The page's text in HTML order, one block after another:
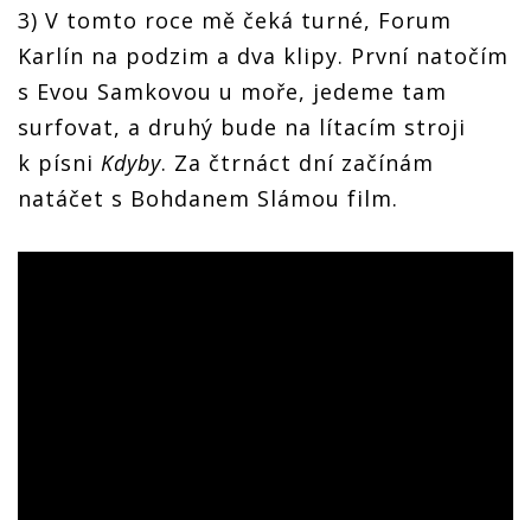
3) V tomto roce mě čeká turné, Forum
Karlín na podzim a dva klipy. První natočím
s Evou Samkovou u moře, jedeme tam
surfovat, a druhý bude na lítacím stroji
k písni Kdyby. Za čtrnáct dní začínám
natáčet s Bohdanem Slámou film.